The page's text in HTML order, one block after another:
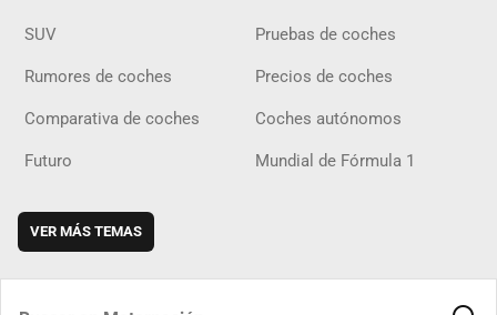
SUV Pruebas de coches
Rumores de coches Precios de coches
Comparativa de coches Coches autónomos
Futuro Mundial de Fórmula 1
VER MÁS TEMAS